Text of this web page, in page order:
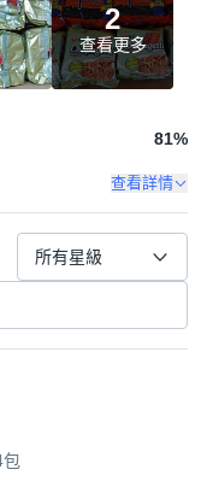
2
查看更多
81%
查看詳情
所有星級